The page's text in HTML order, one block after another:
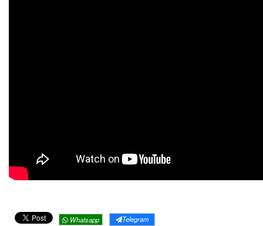
Whatsapp Telegram